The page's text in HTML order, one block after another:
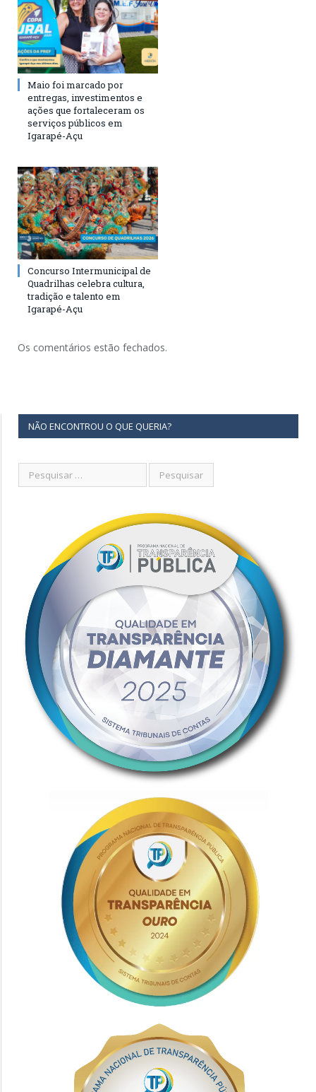
Maio foi marcado por
entregas, investimentos e
ações que fortaleceram os
serviços públicos em
Igarapé-Açu
Concurso Intermunicipal de
Quadrilhas celebra cultura,
tradição e talento em
Igarapé-Açu
Os comentários estão fechados.
NÃO ENCONTROU O QUE QUERIA?